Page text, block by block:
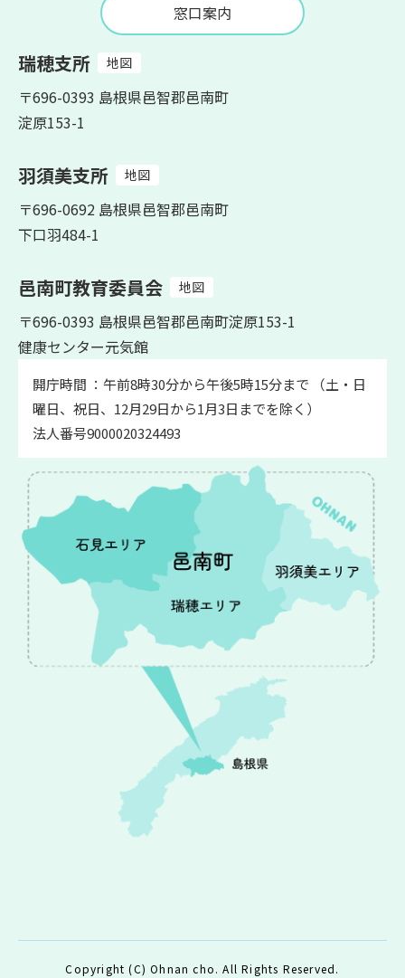
窓口案内
瑞穂支所 地図
〒696-0393 島根県邑智郡邑南町
淀原153-1
羽須美支所 地図
〒696-0692 島根県邑智郡邑南町
下口羽484-1
邑南町教育委員会 地図
〒696-0393 島根県邑智郡邑南町淀原153-1
健康センター元気館
開庁時間 ：午前8時30分から午後5時15分まで （土・日
曜日、祝日、12月29日から1月3日までを除く）
法人番号9000020324493
Copyright (C) Ohnan cho. All Rights Reserved.